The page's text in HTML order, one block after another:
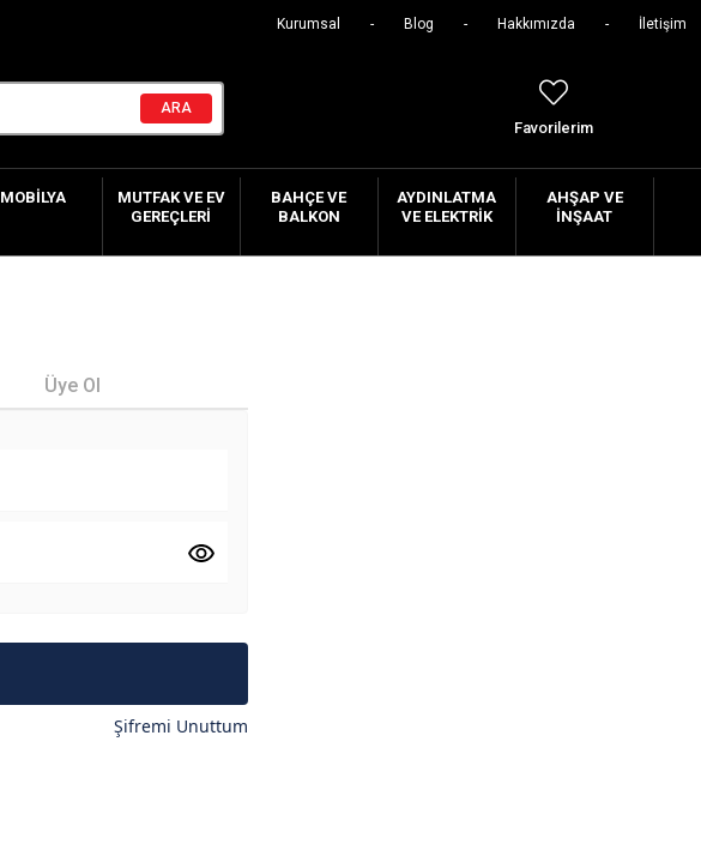
Kurumsal Blog Hakkımızda İletişim
Favorilerim
MOBILYA
MUTFAK VE EV
GEREÇLERI
BAHÇE VE
BALKON
AYDINLATMA
VE ELEKTRIK
AHŞAP VE
İNŞAAT
Üye Ol
Şifremi Unuttum